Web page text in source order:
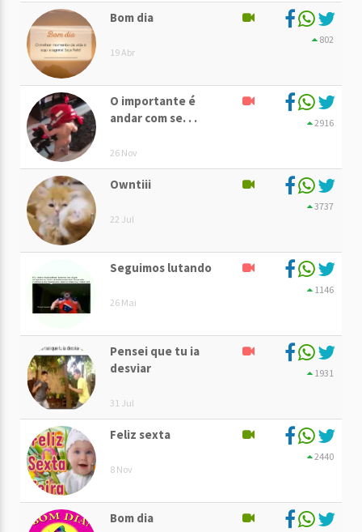
Bom dia
19 Abr
802
O importante é
andar com se. . .
26 Nov
2916
Owntiii
22 Jul
3737
Seguimos lutando
26 Mai
1146
Pensei que tu ia
desviar
31 Jul
1931
Feliz sexta
8 Nov
2440
Bom dia